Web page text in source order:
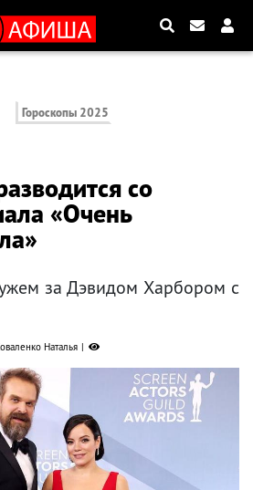
Гороскопы 2025
со
«Очень
за Дэвидом Харбором с
Наталья